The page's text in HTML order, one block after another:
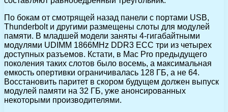
По бокам от смотрящей назад панели с портами USB,
Thunderbolt и другими размещены слоты для модулей
памяти. В младшей модели заняты 4-гигабайтными
модулями UDIMM 1866MHz DDR3 ECC три из четырех
доступных разъемов. Кстати, в Mac Pro предыдущего
поколения таких слотов было восемь, а максимальная
емкость опертивки ограничивалась 128 ГБ, а не 64.
Восстановить паритет в скором будущем должен выпуск
модулей памяти на 32 ГБ, уже анонсированных
некоторыми производителями.